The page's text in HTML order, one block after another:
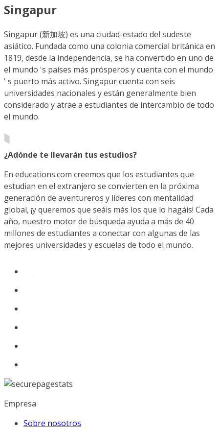
Singapur
Singapur (新加坡) es una ciudad-estado del sudeste
asiático. Fundada como una colonia comercial británica en
1819, desde la independencia, se ha convertido en uno de
el mundo 's países más prósperos y cuenta con el mundo
' s puerto más activo. Singapur cuenta con seis
universidades nacionales y están generalmente bien
considerado y atrae a estudiantes de intercambio de todo
el mundo.
¿Adónde te llevarán tus estudios?
En educations.com creemos que los estudiantes que
estudian en el extranjero se convierten en la próxima
generación de aventureros y líderes con mentalidad
global, ¡y queremos que seáis más los que lo hagáis! Cada
año, nuestro motor de búsqueda ayuda a más de 40
millones de estudiantes a conectar con algunas de las
mejores universidades y escuelas de todo el mundo.
Empresa
Sobre nosotros